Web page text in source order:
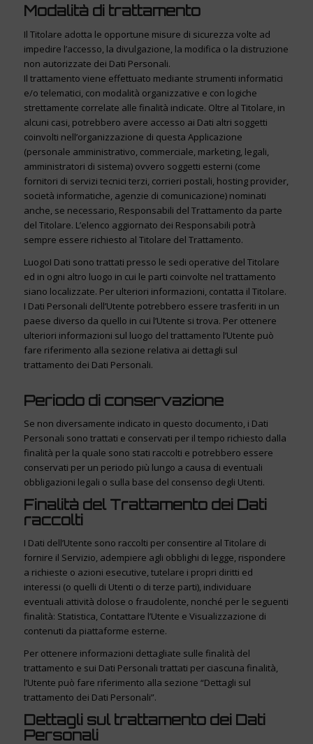
Modalità di trattamento
Il Titolare adotta le opportune misure di sicurezza volte ad
impedire l’accesso, la divulgazione, la modifica o la distruzione
non autorizzate dei Dati Personali.
Il trattamento viene effettuato mediante strumenti informatici
e/o telematici, con modalità organizzative e con logiche
strettamente correlate alle finalità indicate. Oltre al Titolare, in
alcuni casi, potrebbero avere accesso ai Dati altri soggetti
coinvolti nell’organizzazione di questa Applicazione
(personale amministrativo, commerciale, marketing, legali,
amministratori di sistema) ovvero soggetti esterni (come
fornitori di servizi tecnici terzi, corrieri postali, hosting provider,
società informatiche, agenzie di comunicazione) nominati
anche, se necessario, Responsabili del Trattamento da parte
del Titolare. L’elenco aggiornato dei Responsabili potrà
sempre essere richiesto al Titolare del Trattamento.
LuogoI Dati sono trattati presso le sedi operative del Titolare
ed in ogni altro luogo in cui le parti coinvolte nel trattamento
siano localizzate. Per ulteriori informazioni, contatta il Titolare.
I Dati Personali dell’Utente potrebbero essere trasferiti in un
paese diverso da quello in cui l’Utente si trova. Per ottenere
ulteriori informazioni sul luogo del trattamento l’Utente può
fare riferimento alla sezione relativa ai dettagli sul
trattamento dei Dati Personali.
Periodo di conservazione
Se non diversamente indicato in questo documento, i Dati
Personali sono trattati e conservati per il tempo richiesto dalla
finalità per la quale sono stati raccolti e potrebbero essere
conservati per un periodo più lungo a causa di eventuali
obbligazioni legali o sulla base del consenso degli Utenti.
Finalità del Trattamento dei Dati
raccolti
I Dati dell’Utente sono raccolti per consentire al Titolare di
fornire il Servizio, adempiere agli obblighi di legge, rispondere
a richieste o azioni esecutive, tutelare i propri diritti ed
interessi (o quelli di Utenti o di terze parti), individuare
eventuali attività dolose o fraudolente, nonché per le seguenti
finalità: Statistica, Contattare l’Utente e Visualizzazione di
contenuti da piattaforme esterne.
Per ottenere informazioni dettagliate sulle finalità del
trattamento e sui Dati Personali trattati per ciascuna finalità,
l’Utente può fare riferimento alla sezione “Dettagli sul
trattamento dei Dati Personali”.
Dettagli sul trattamento dei Dati
Personali